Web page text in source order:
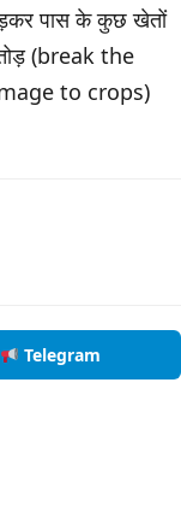
पास के कुछ खेतों
(break the
to crops)
Telegram